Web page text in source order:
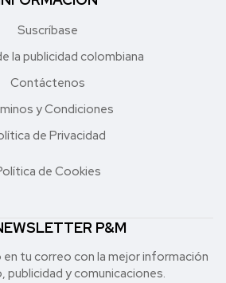
Suscríbase
la publicidad colombiana
Contáctenos
y Condiciones
de Privacidad
de Cookies
P&M
tu correo con la mejor in formación
publicidad y comunicaciones.